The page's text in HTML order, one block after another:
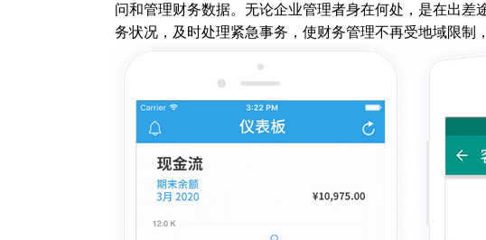
问和管理财务数据。无论企业管理者身在何处，是在出差
务状况，及时处理紧急事务，使财务管理不再受地域限制